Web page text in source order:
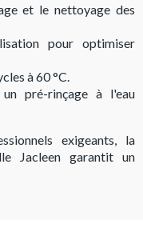
et le nettoyage des
pour optimiser
à 60 °C.
pré-rinçage à l'eau
exigeants, la
Jacleen garantit un